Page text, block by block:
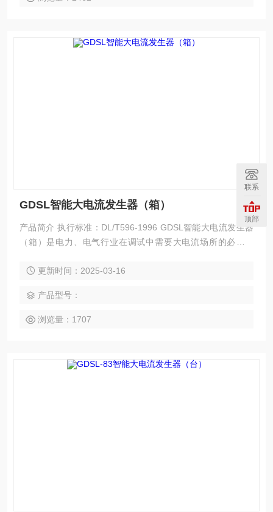
GDSL智能大电流发生器（箱）
产品简介 执行标准：DL/T596-1996 GDSL智能大电流发生器
（箱）是电力、电气行业在调试中需要大电流场所的必需设
门，属于短时或断续工作制，具有体积小、重量轻、使用维修
更新时间：2025-03-16
产品型号：
浏览量：1707
联系
顶部